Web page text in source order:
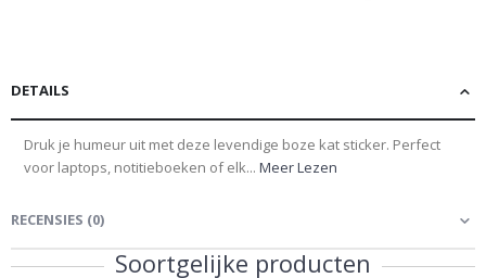
DETAILS
Druk je humeur uit met deze levendige boze kat sticker. Perfect
voor laptops, notitieboeken of elk... Meer Lezen
RECENSIES (0)
Soortgelijke producten